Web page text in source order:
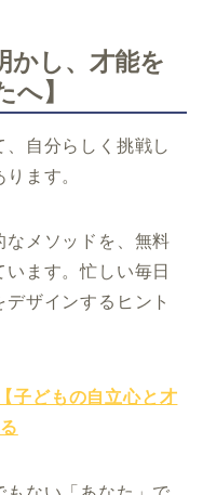
かし、才能を
】
自分らしく挑戦し
ます。
なメソッドを、無料
ます。忙しい毎日
ザインするヒント
子どもの自立心と才